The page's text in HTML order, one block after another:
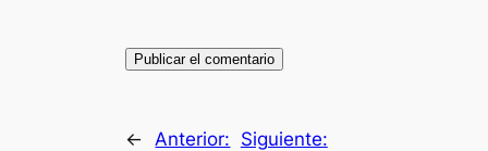
←
Anterior: Siguiente: